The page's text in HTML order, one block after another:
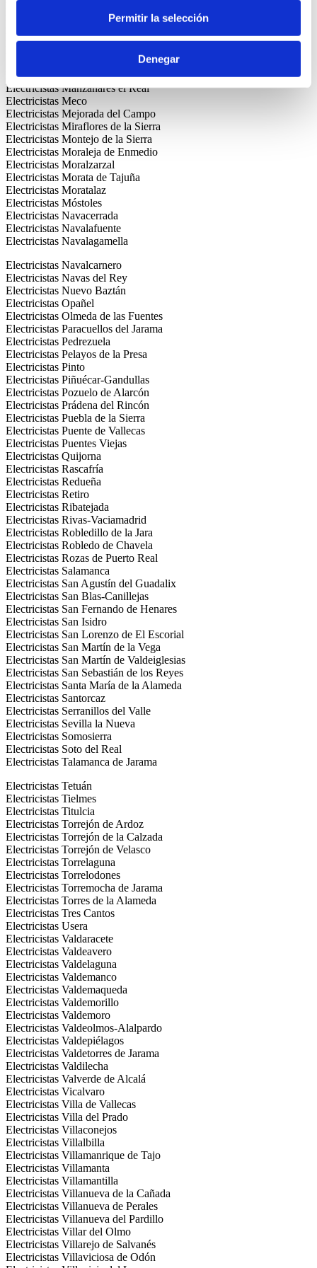
Permitir la selección
Denegar
Electricistas Los Molinos
Electricistas Los Rosales
Electricistas Lozoya
Electricistas Majadahonda
Electricistas Manzanares el Real
Electricistas Meco
Electricistas Mejorada del Campo
Electricistas Miraflores de la Sierra
Electricistas Montejo de la Sierra
Electricistas Moraleja de Enmedio
Electricistas Moralzarzal
Electricistas Morata de Tajuña
Electricistas Moratalaz
Electricistas Móstoles
Electricistas Navacerrada
Electricistas Navalafuente
Electricistas Navalagamella
Electricistas Navalcarnero
Electricistas Navas del Rey
Electricistas Nuevo Baztán
Electricistas Opañel
Electricistas Olmeda de las Fuentes
Electricistas Paracuellos del Jarama
Electricistas Pedrezuela
Electricistas Pelayos de la Presa
Electricistas Pinto
Electricistas Piñuécar-Gandullas
Electricistas Pozuelo de Alarcón
Electricistas Prádena del Rincón
Electricistas Puebla de la Sierra
Electricistas Puente de Vallecas
Electricistas Puentes Viejas
Electricistas Quijorna
Electricistas Rascafría
Electricistas Redueña
Electricistas Retiro
Electricistas Ribatejada
Electricistas Rivas-Vaciamadrid
Electricistas Robledillo de la Jara
Electricistas Robledo de Chavela
Electricistas Rozas de Puerto Real
Electricistas Salamanca
Electricistas San Agustín del Guadalix
Electricistas San Blas-Canillejas
Electricistas San Fernando de Henares
Electricistas San Isidro
Electricistas San Lorenzo de El Escorial
Electricistas San Martín de la Vega
Electricistas San Martín de Valdeiglesias
Electricistas San Sebastián de los Reyes
Electricistas Santa María de la Alameda
Electricistas Santorcaz
Electricistas Serranillos del Valle
Electricistas Sevilla la Nueva
Electricistas Somosierra
Electricistas Soto del Real
Electricistas Talamanca de Jarama
Electricistas Tetuán
Electricistas Tielmes
Electricistas Titulcia
Electricistas Torrejón de Ardoz
Electricistas Torrejón de la Calzada
Electricistas Torrejón de Velasco
Electricistas Torrelaguna
Electricistas Torrelodones
Electricistas Torremocha de Jarama
Electricistas Torres de la Alameda
Electricistas Tres Cantos
Electricistas Usera
Electricistas Valdaracete
Electricistas Valdeavero
Electricistas Valdelaguna
Electricistas Valdemanco
Electricistas Valdemaqueda
Electricistas Valdemorillo
Electricistas Valdemoro
Electricistas Valdeolmos-Alalpardo
Electricistas Valdepiélagos
Electricistas Valdetorres de Jarama
Electricistas Valdilecha
Electricistas Valverde de Alcalá
Electricistas Vicalvaro
Electricistas Villa de Vallecas
Electricistas Villa del Prado
Electricistas Villaconejos
Electricistas Villalbilla
Electricistas Villamanrique de Tajo
Electricistas Villamanta
Electricistas Villamantilla
Electricistas Villanueva de la Cañada
Electricistas Villanueva de Perales
Electricistas Villanueva del Pardillo
Electricistas Villar del Olmo
Electricistas Villarejo de Salvanés
Electricistas Villaviciosa de Odón